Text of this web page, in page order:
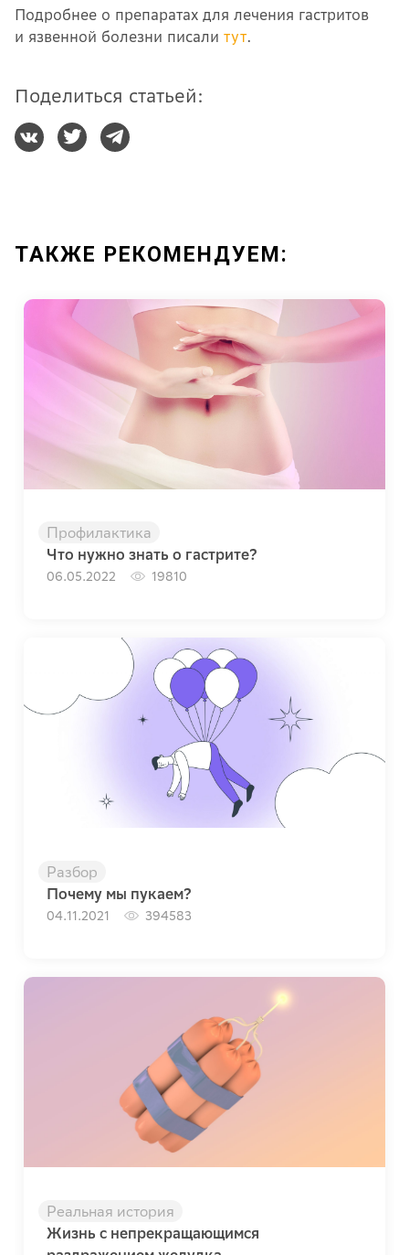
Подробнее о препаратах для лечения гастритов
и язвенной болезни писали тут.
Поделиться статьей:
ТАКЖЕ РЕКОМЕНДУЕМ:
Профилактика
Что нужно знать о гастрите?
06.05.2022 19810
Разбор
Почему мы пукаем?
04.11.2021 394583
Реальная история
Жизнь с непрекращающимся